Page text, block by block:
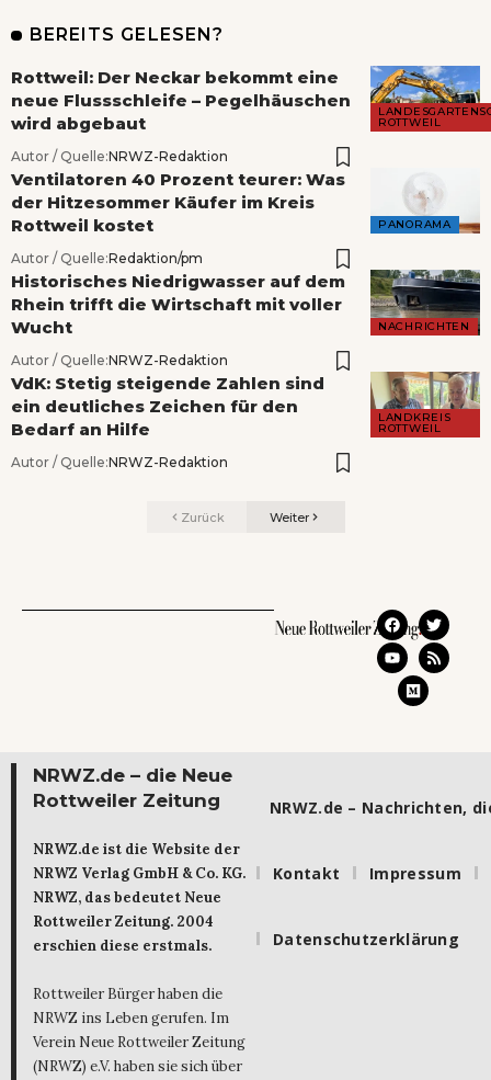
BEREITS GELESEN?
ROTTWEIL
Rottweil: Der Neckar bekommt eine
neue Flussschleife – Pegelhäuschen
wird abgebaut
Autor / Quelle:NRWZ-Redaktion
PANORAMA
Ventilatoren 40 Prozent teurer: Was
der Hitzesommer Käufer im Kreis
Rottweil kostet
Autor / Quelle:Redaktion/pm
NACHRICHTEN
Historisches Niedrigwasser auf dem
Rhein trifft die Wirtschaft mit voller
Wucht
Autor / Quelle:NRWZ-Redaktion
LANDKREIS
ROTTWEIL
VdK: Stetig steigende Zahlen sind
ein deutliches Zeichen für den
Bedarf an Hilfe
Autor / Quelle:NRWZ-Redaktion
Zurück Weiter
NRWZ.de – die Neue
Rottweiler Zeitung
NRWZ.de ist die Website der
NRWZ Verlag GmbH & Co. KG.
NRWZ, das bedeutet Neue
Rottweiler Zeitung. 2004
erschien diese erstmals.
Rottweiler Bürger haben die
NRWZ ins Leben gerufen. Im
Verein Neue Rottweiler Zeitung
(NRWZ) e.V. haben sie sich über
NRWZ.de – Nachrichten,
Kontakt Impressum
Datenschutzerklärung